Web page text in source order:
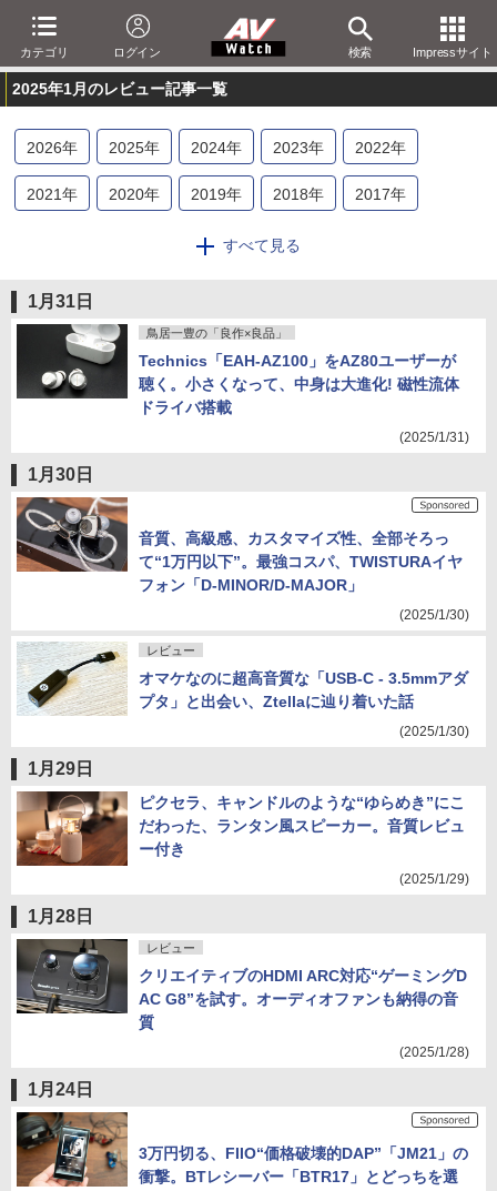
カテゴリ ログイン 検索 Impressサイト
2025年1月のレビュー記事一覧
2026年 2025年 2024年 2023年 2022年
2021年 2020年 2019年 2018年 2017年
2014年 2013
年 2005 年 2004年 2003
2001年
すべて見る
1月31日
鳥居一豊の「良作×良品」
Technics「EAH-AZ100」をAZ80ユーザーが
聴く。小さくなって、中身は大進化! 磁性流体
ドライバ搭載
(2025/1/31)
1月30日
音質、高級感、カスタマイズ性、全部そろっ
て“1万円以下”。最強コスパ、TWISTURAイヤ
フォン「D-MINOR/D-MAJOR」
(2025/1/30)
レビュー
オマケなのに超高音質な「USB-C - 3.5mmアダ
プタ」と出会い、Ztellaに辿り着いた話
(2025/1/30)
1月29日
ピクセラ、キャンドルのような“ゆらめき”にこ
だわった、ランタン風スピーカー。音質レビュ
ー付き
(2025/1/29)
1月28日
レビュー
クリエイティブのHDMI ARC対応“ゲーミングD
AC G8”を試す。オーディオファンも納得の音
質
(2025/1/28)
1月24日
3万円切る、FIIO“価格破壊的DAP”「JM21」の
衝撃。BTレシーバー「BTR17」とどっちを選